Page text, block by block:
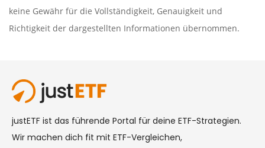
keine Gewähr für die Vollständigkeit, Genauigkeit und
Richtigkeit der dargestellten Informationen übernommen.